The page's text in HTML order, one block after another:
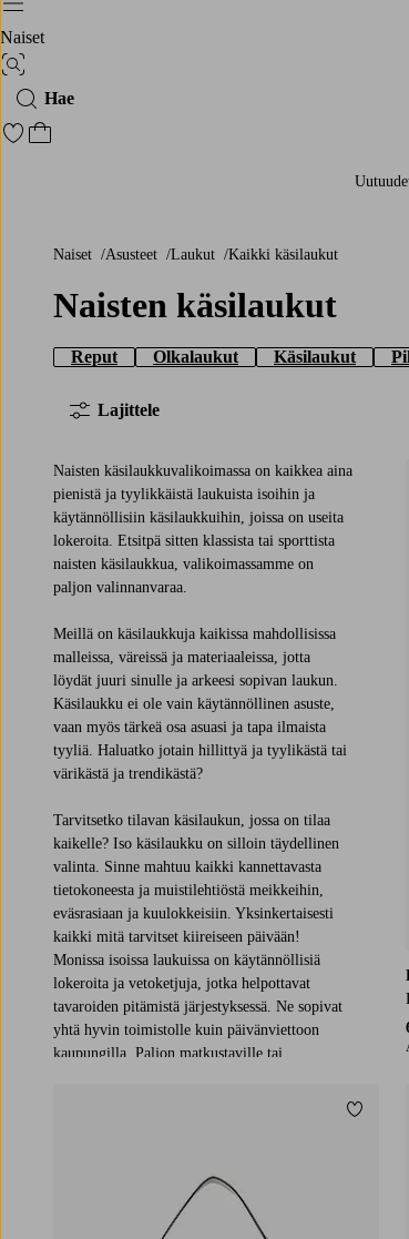
Menu
Naiset
Kuvahaku
Hae
Siirry merkittyihin suosikkituotteisiin
Siirry ostoskoriin
Naiset Asusteet Laukut Kaikki käsilaukut
Naisten käsilaukut
Reput Olkalaukut Käsilaukut
Lajittele
Naisten käsilaukkuvalikoimassa on kaikkea aina
pienistä ja tyylikkäistä laukuista isoihin ja
käytännöllisiin käsilaukkuihin, joissa on useita
lokeroita. Etsitpä sitten klassista tai sporttista
naisten käsilaukkua, valikoimassamme on
paljon valinnanvaraa.
Meillä on käsilaukkuja kaikissa mahdollisissa
malleissa, väreissä ja materiaaleissa, jotta
löydät juuri sinulle ja arkeesi sopivan laukun.
Käsilaukku ei ole vain käytännöllinen asuste,
vaan myös tärkeä osa asuasi ja tapa ilmaista
tyyliä. Haluatko jotain hillittyä ja tyylikästä tai
värikästä ja trendikästä?
Tarvitsetko tilavan käsilaukun, jossa on tilaa
kaikelle? Iso käsilaukku on silloin täydellinen
valinta. Sinne mahtuu kaikki kannettavasta
tietokoneesta ja muistilehtiöstä meikkeihin,
eväsrasiaan ja kuulokkeisiin. Yksinkertaisesti
kaikki mitä tarvitset kiireiseen päivään!
Monissa isoissa laukuissa on käytännöllisiä
lokeroita ja vetoketjuja, jotka helpottavat
tavaroiden pitämistä järjestyksessä. Ne sopivat
yhtä hyvin toimistolle kuin päivänviettoon
kaupungilla. Paljon matkustaville tai
on täydellinen. Erityisesti illanvietoissa ulkona,
illallisilla tai päivinä, jolloin haluat ottaa
Lisää